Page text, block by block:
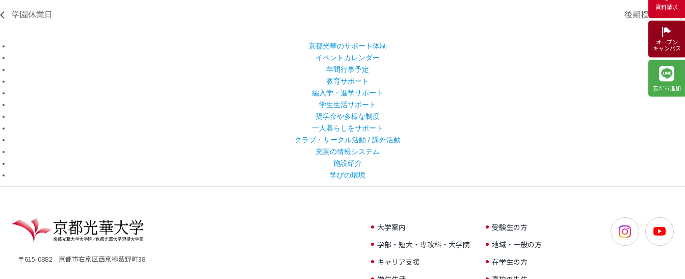
学園休業日 後期授業開始
京都光華のサポート体制
イベントカレンダー
年間行事予定
教育サポート
編入学・進学サポート
学生生活サポート
奨学金や多様な制度
一人暮らしをサポート
クラブ・サークル活動 / 課外活動
充実の情報システム
施設紹介
学びの環境
〒615-0882 京都市右京区西京極葛野町38
大学案内
学部・短大・専攻科・大学院
キャリア支援
受験生の方
地域・一般の方
在学生の方
資料請求
オープン
キャンパス
友だち追加